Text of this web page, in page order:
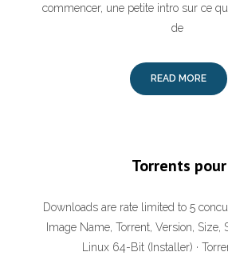
commencer, une petite intro sur ce
de
READ MORE
Torrents pour
Downloads are rate limited to 5
Image Name, Torrent, Version, Size,
Linux 64-Bit (Installer) ·